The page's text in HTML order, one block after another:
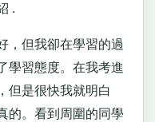
.
但我卻在學習的過
學習態度。在我考進
但是很快我就明白
的。看到周圍的同學